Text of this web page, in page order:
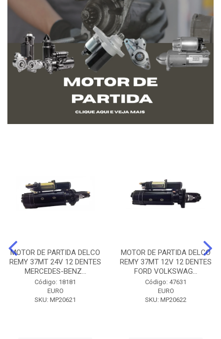
MOTOR DE PARTIDA DELCO
REMY 37MT 24V 12 DENTES
MERCEDES-BENZ...
Código: 18181
EURO
SKU: MP20621
MOTOR DE PARTIDA DELCO
REMY 37MT 12V 12 DENTES
FORD VOLKSWAG...
Código: 47631
EURO
SKU: MP20622